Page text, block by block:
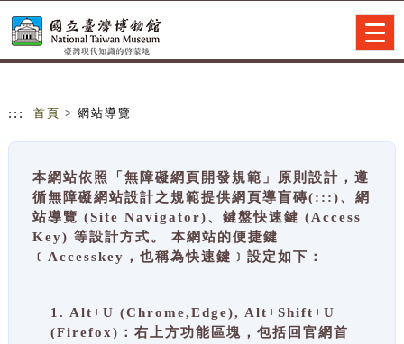
::: 首頁 > 網站導覽
本網站依照「無障礙網頁開發規範」原則設計，遵
循無障礙網站設計之規範提供網頁導盲磚(:::)、網
站導覽 (Site Navigator)、鍵盤快速鍵 (Access
Key) 等設計方式。 本網站的便捷鍵
﹝Accesskey，也稱為快速鍵﹞設定如下：
1. Alt+U (Chrome,Edge), Alt+Shift+U
(Firefox)：右上方功能區塊，包括回官網首